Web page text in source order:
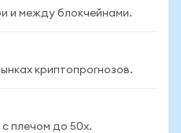
и между блокчейнами.
криптопрогнозов.
плечом до 50x.